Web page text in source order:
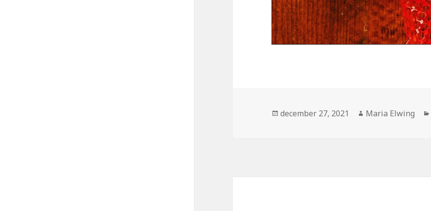
Postat
december 27, 2021 Författare
Maria Elwing